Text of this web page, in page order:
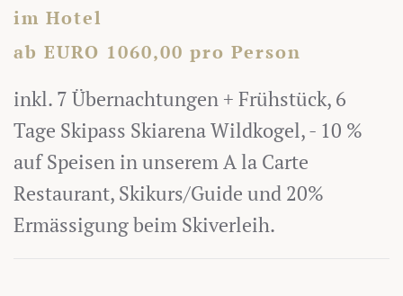
im Hotel
ab EURO 1060,00 pro Person
inkl. 7 Übernachtungen + Frühstück, 6
Tage Skipass Skiarena Wildkogel, - 10 %
auf Speisen in unserem A la Carte
Restaurant, Skikurs/Guide und 20%
Ermässigung beim Skiverleih.